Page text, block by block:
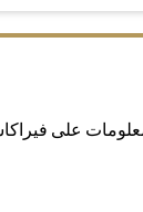
على